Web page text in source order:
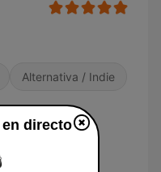
Alternativa / Indie
venezolana
del
directo